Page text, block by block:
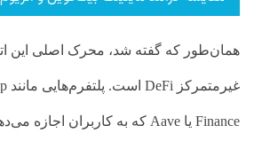
همان‌طور که گفته شد، محرک اصلی این
غیرمتمرکز DeFi است. پلتفرم‌هایی مانند
Finance یا Aave که به کاربران اجازه